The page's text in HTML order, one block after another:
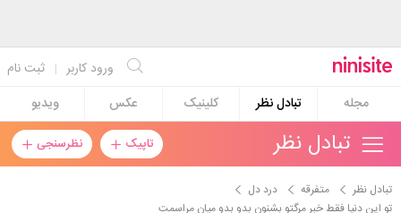
ثبت نام | ورود کاربر
مجله
تبادل نظر کلینیک عکس ویدیو
تاپیک نظرسنجی تبادل نظر
تبادل نظر متفرقه
درد دل
تو این دنیا فقط خبر مرگتو بشنون بدو بدو میان مراسمت